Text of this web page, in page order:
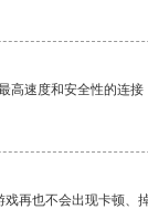
速度和安全性的连接
再也不会出现卡顿、